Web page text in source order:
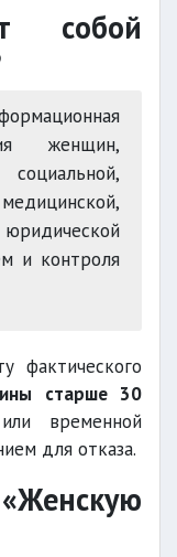
собой
женщин,
и контроля
фактического
старше 30
временной
для отказа.